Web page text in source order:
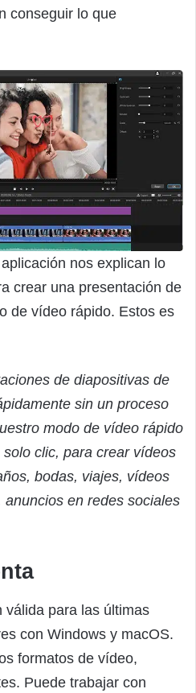
conseguir lo que
nos explican lo
crear una presentación de
de vídeo rápido. Estos es
de diapositivas de
sin un proceso
modo de vídeo rápido
clic, para crear vídeos
bodas, viajes, vídeos
en redes sociales
válida para las últimas
con Windows y macOS.
formatos de vídeo,
Puede trabajar con